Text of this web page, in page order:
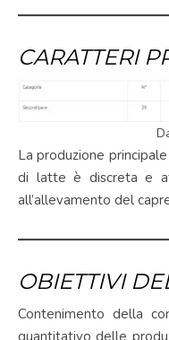
CARATTERI
La produzione
di latte è discreta e
all’allevamento del
OBIETTIVI
Contenimento della
quantitativo delle